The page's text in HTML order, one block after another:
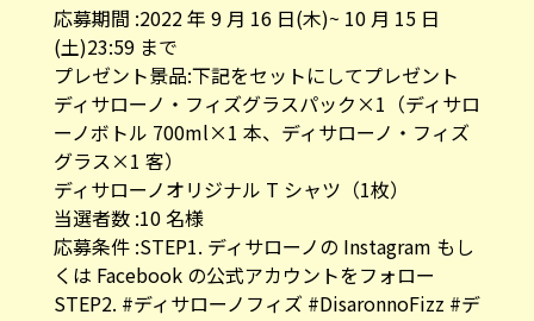
応募期間 :2022 年 9 月 16 日(木)~ 10 月 15 日
(土)23:59 まで
プレゼント景品:下記をセットにしてプレゼント
ディサローノ・フィズグラスパック×1（ディサロ
ーノボトル 700ml×1 本、ディサローノ・フィズ
グラス×1 客）
ディサローノオリジナル T シャツ（1枚）
当選者数 :10 名様
応募条件 :STEP1. ディサローノの Instagram もし
くは Facebook の公式アカウントをフォロー
STEP2. #ディサローノフィズ #DisaronnoFizz #デ